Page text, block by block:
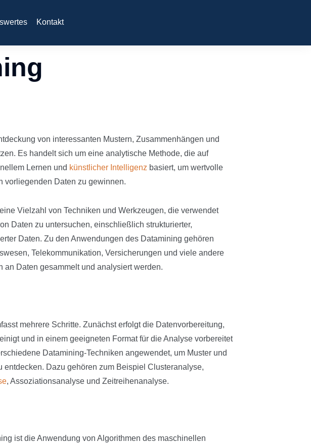
Kontakt
von interessanten Mustern, Zusammenhängen und
Es handelt sich um eine analytische Methode, die auf
Lernen und künstlicher Intelligenz basiert, um wertvolle
vorliegenden Daten zu gewinnen.
Vielzahl von Techniken und Werkzeugen, die verwendet
Daten zu untersuchen, einschließlich strukturierter,
Daten. Zu den Anwendungen des Datamining gehören
Telekommunikation, Versicherungen und viele andere
an Daten gesammelt und analysiert werden.
mehrere Schritte. Zunächst erfolgt die Datenvorbereitung,
und in einem geeigneten Format für die Analyse vorbereitet
Datamining-Techniken angewendet, um Muster und
entdecken. Dazu gehören zum Beispiel Clusteranalyse,
, Assoziationsanalyse und Zeitreihenanalyse.
ist die Anwendung von Algorithmen des maschinellen